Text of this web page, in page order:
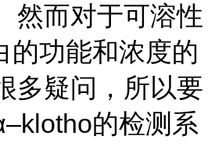
然而对于可溶性
的功能和浓度的
多疑问，所以要
的检测系